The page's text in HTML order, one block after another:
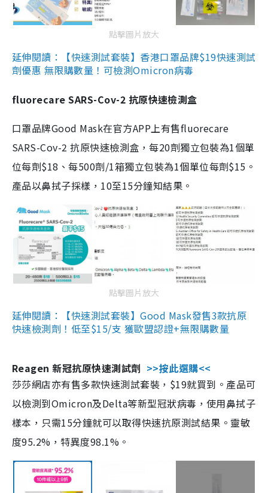
點擊圖片放大
延伸閱讀：【快速測試套裝】香港口罩品牌$19快速測試
劑優惠 無限購數量！可檢測Omicron病毒
fluorecare SARS-Cov-2 抗原快速檢測盒
口罩品牌Good Mask在官方APP上有售fluorecare
SARS-Cov-2 抗原快速檢測盒，每20劑獨立包裝為1個單
位每劑$18、每500劑/1箱獨立包裝為1個單位每劑$15。
產品以鼻拭子採樣，10至15分鐘知結果。
點擊圖片放大
延伸閱讀：【快速測試套裝】Good Mask發售3款抗原
快速檢測劑！低至$15/支 獲歐盟認證+無限購數量
Reagen 新冠抗原快速測試劑 >>按此選購<<
莎莎網店亦有售多款快速測試套裝，$19就買到。產品可
以檢測到Omicron及Delta等新型冠狀病毒，使用鼻拭子
樣本，只需15分鐘就可以取得快速抗原測試結果。靈敏
度95.2%，特異度98.1%。